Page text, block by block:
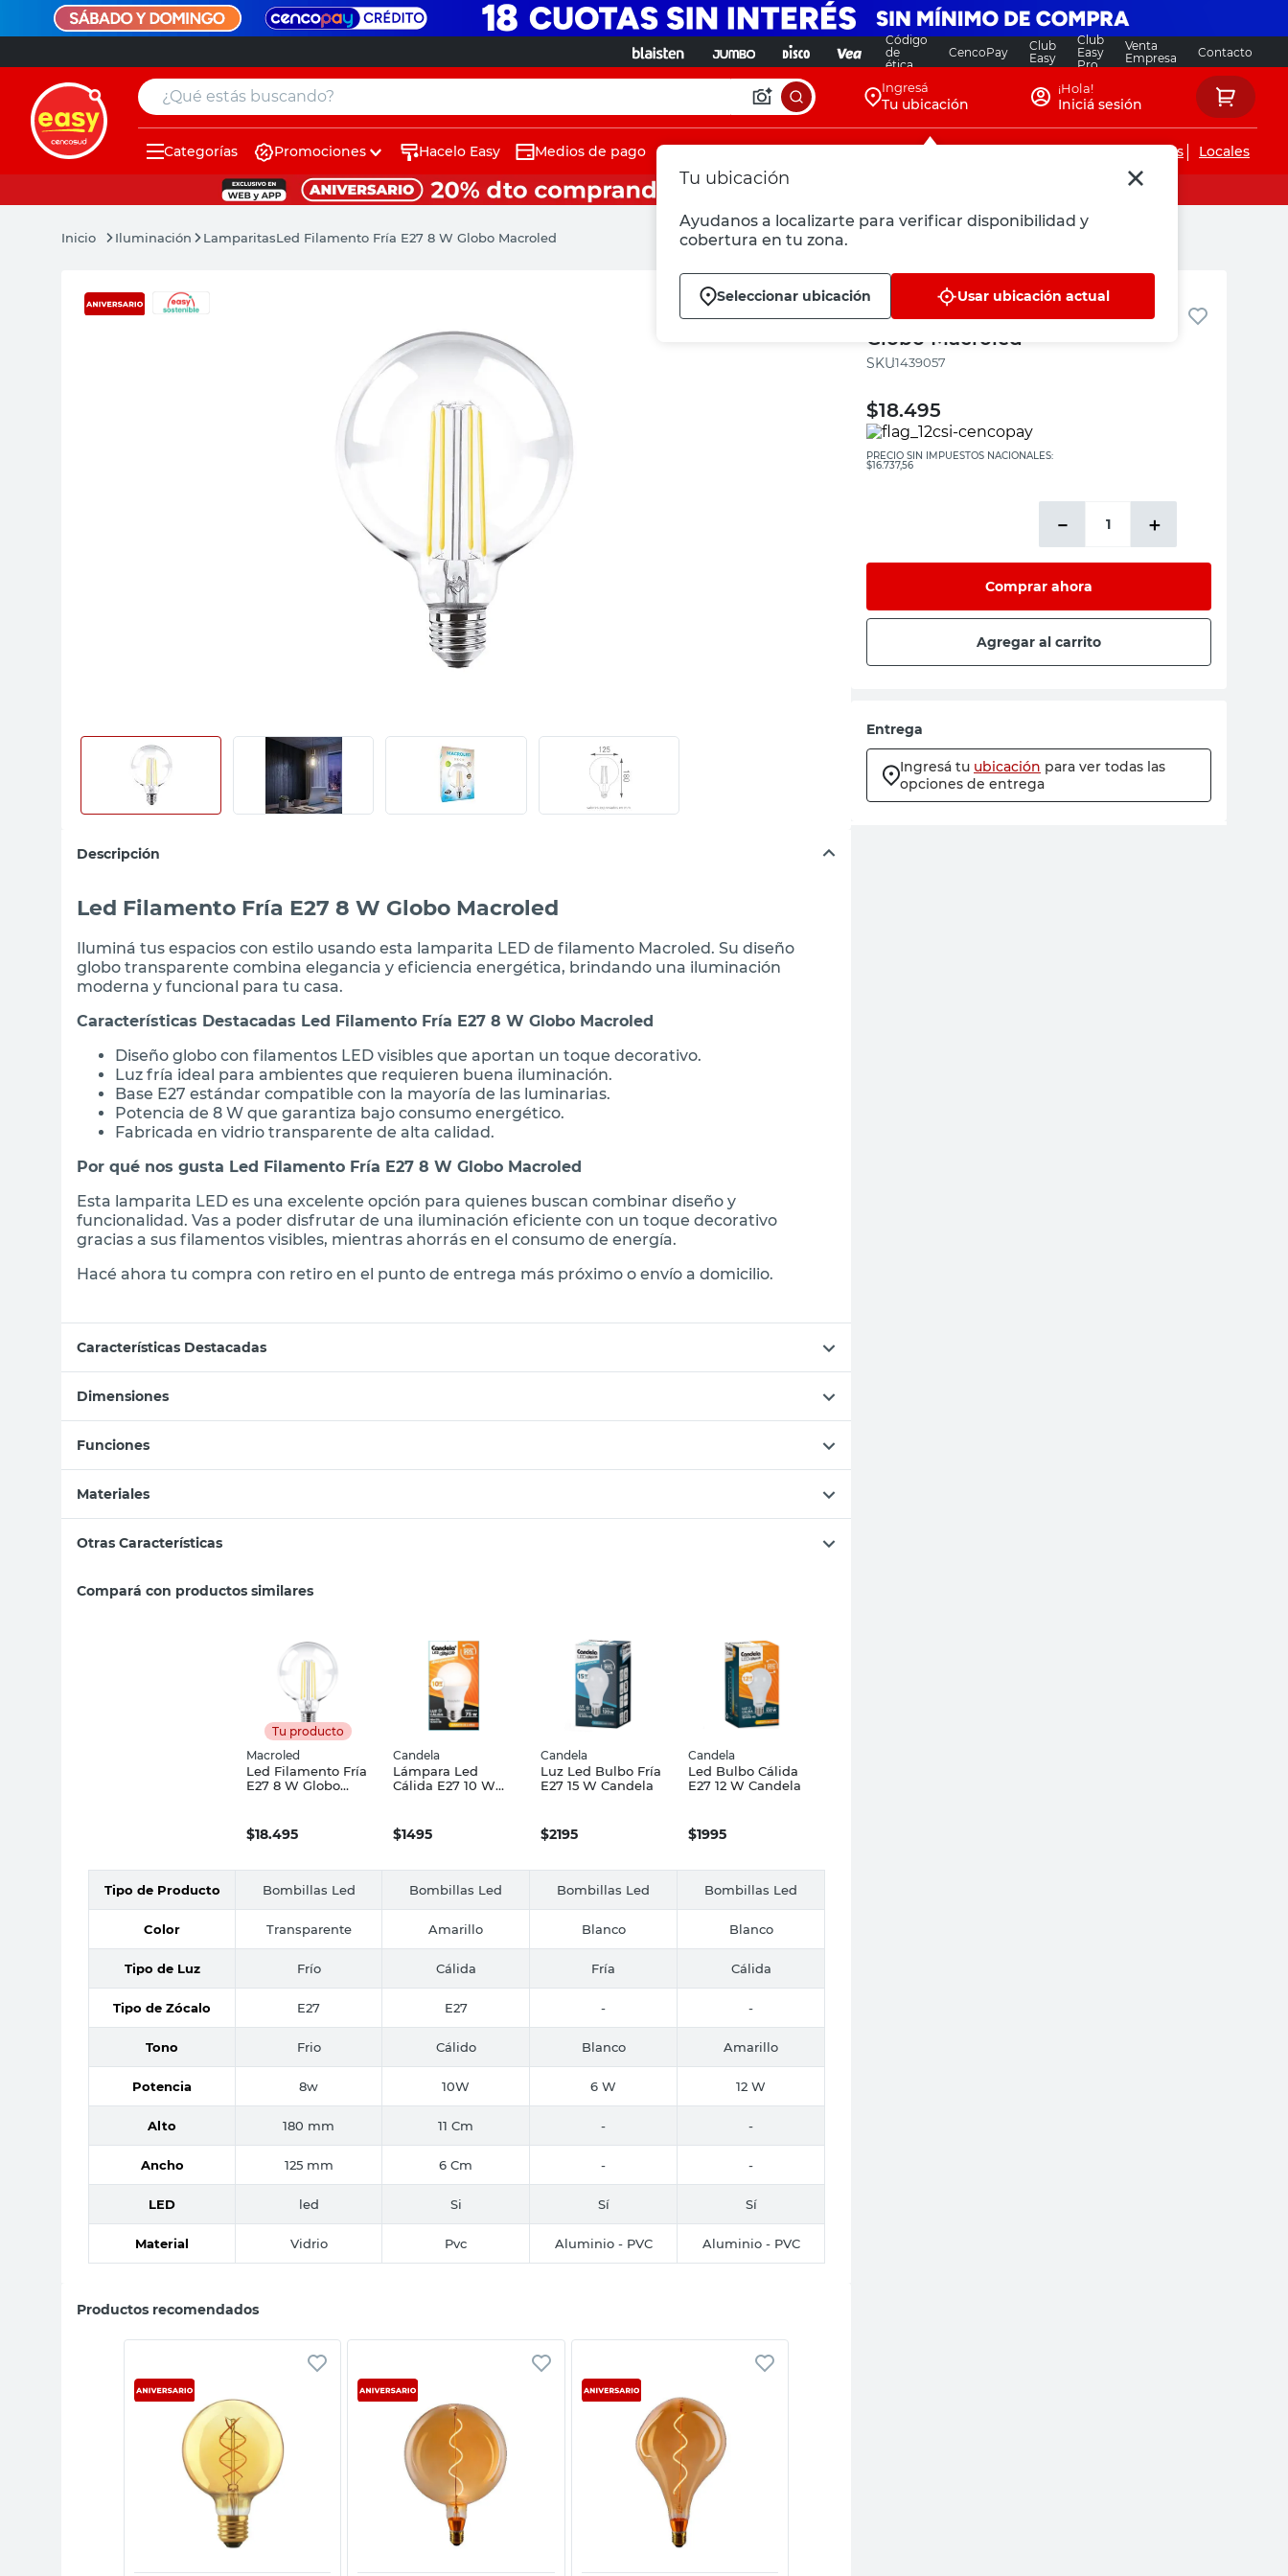
Código
de
ética
CencoPay
Club
Easy
Club
Easy
Pro
Venta
Empresa
Contacto
¿Qué estás buscando? Ingresá
Tu ubicación
Tu ubicación
Ayudanos a localizarte para verificar disponibilidad y
cobertura en tu zona.
Seleccionar ubicación Usar ubicación actual
¡Hola!
Iniciá sesión
Categorías Promociones Hacelo Easy Medios de pago Servicios de instalaciones Locales
Iluminación LamparitasLed Filamento Fría E27 8 W Globo Macroled
Descripción
Led Filamento Fría E27 8 W Globo Macroled
Iluminá tus espacios con estilo usando esta lamparita LED de filamento Macroled. Su diseño
globo transparente combina elegancia y eficiencia energética, brindando una iluminación
moderna y funcional para tu casa.
Características Destacadas Led Filamento Fría E27 8 W Globo Macroled
Diseño globo con filamentos LED visibles que aportan un toque decorativo.
Luz fría ideal para ambientes que requieren buena iluminación.
Base E27 estándar compatible con la mayoría de las luminarias.
Potencia de 8 W que garantiza bajo consumo energético.
Fabricada en vidrio transparente de alta calidad.
Por qué nos gusta Led Filamento Fría E27 8 W Globo Macroled
Esta lamparita LED es una excelente opción para quienes buscan combinar diseño y
funcionalidad. Vas a poder disfrutar de una iluminación eficiente con un toque decorativo
gracias a sus filamentos visibles, mientras ahorrás en el consumo de energía.
Hacé ahora tu compra con retiro en el punto de entrega más próximo o envío a domicilio.
Características Destacadas
Dimensiones
Funciones
Materiales
Otras Características
Compará con productos similares
Tu producto
Macroled
Led Filamento Fría
E27 8 W Globo
$18.495
Candela
Lámpara Led
Cálida E27 10 W
$1495
Candela
Luz Led Bulbo Fría
E27 15 W Candela
$2195
Candela
Led Bulbo Cálida
E27 12 W Candela
$1995
Tipo de Producto Bombillas Led Bombillas Led Bombillas Led Bombillas Led
Color Transparente Amarillo Blanco Blanco
Tipo de Luz Frío Cálida Fría Cálida
Tipo de Zócalo E27 E27 - -
Tono Frio Cálido Blanco Amarillo
Potencia 8w 10W 6 W 12 W
Alto 180 mm 11 Cm - -
Ancho 125 mm 6 Cm - -
LED led Si Sí Sí
Material Vidrio Pvc Aluminio - PVC Aluminio - PVC
Productos recomendados
Vista rápida Vista rápida Vista rápida
Macroled
Led Filamento Fría E27 8 W
Globo Macroled
:1439057
$18.495
PRECIO SIN IMPUESTOS NACIONALES:
$16.737,56
＋
－
Comprar ahora
Agregar al carrito
Entrega
Ingresá tu ubicación para ver todas las
opciones de entrega
muebles
puertas